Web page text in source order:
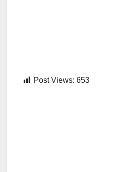
Post Views: 653